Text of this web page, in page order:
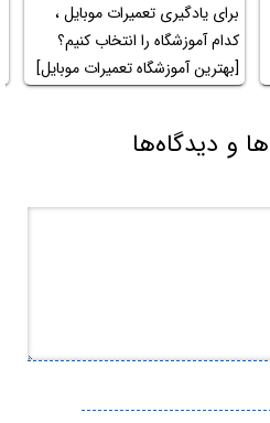
برای یادگیری تعمیرات موبایل ،
کدام آموزشگاه را انتخاب کنیم؟
[بهترین آموزشگاه تعمیرات موبایل]
و دیدگاه‌ها